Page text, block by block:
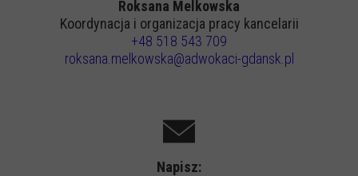
Roksana Melkowska
Koordynacja i organizacja pracy kancelarii
+48 518 543 709
roksana.melkowska@adwokaci-gdansk.pl
Napisz: